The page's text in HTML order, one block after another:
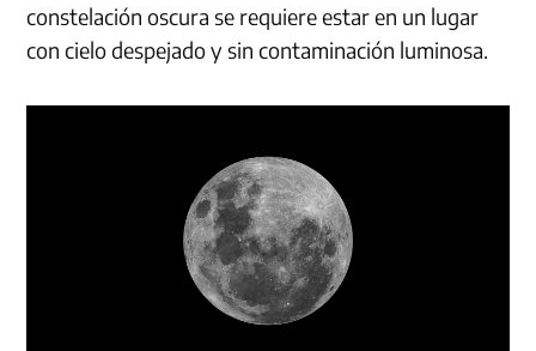
constelación oscura se requiere estar en un lugar
con cielo despejado y sin contaminación luminosa.